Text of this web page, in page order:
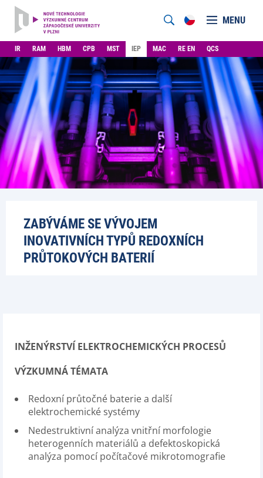
MENU
IR RAM HBM CPB MST IEP MAC RE EN QCS
ZABÝVÁME SE VÝVOJEM
INOVATIVNÍCH TYPŮ REDOXNÍCH
PRŮTOKOVÝCH BATERIÍ
INŽENÝRSTVÍ ELEKTROCHEMICKÝCH PROCESŮ
VÝZKUMNÁ TÉMATA
Redoxní průtočné baterie a další
elektrochemické systémy
Nedestruktivní analýza vnitřní morfologie
heterogenních materiálů a defektoskopická
analýza pomocí počítačové mikrotomografie